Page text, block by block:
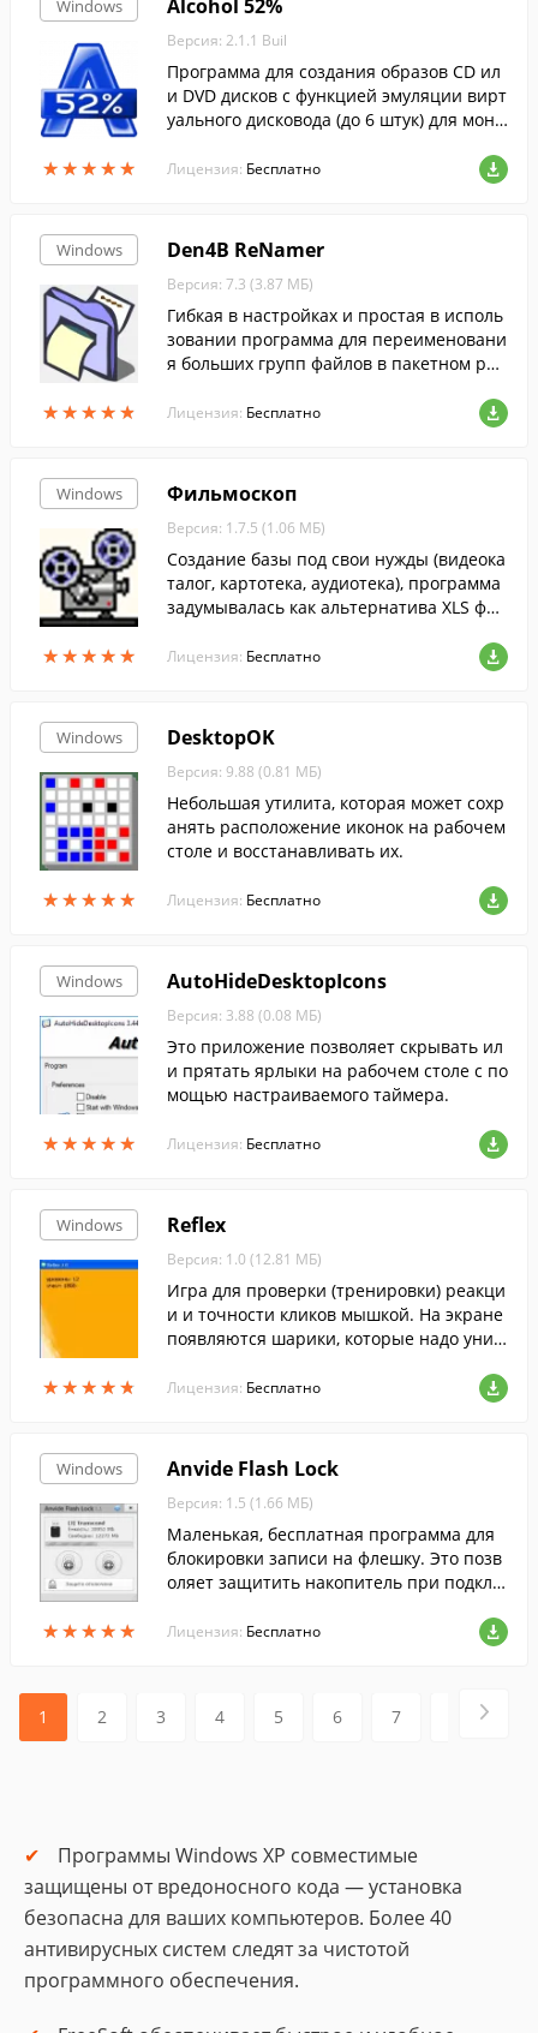
Windows
★★★★★
★★★★★
Alcohol 52%
Версия: 2.1.1 Buil
Программа для создания образов CD ил
и DVD дисков с функцией эмуляции вирт
уального дисковода (до 6 штук) для монт
Лицензия: Бесплатно
Windows
★★★★★
★★★★★
Den4B ReNamer
Версия: 7.3 (3.87 МБ)
Гибкая в настройках и простая в исполь
зовании программа для переименовани
я больших групп файлов в пакетном реж
Лицензия: Бесплатно
Windows
★★★★★
★★★★★
Фильмоскоп
Версия: 1.7.5 (1.06 МБ)
Cоздание базы под свои нужды (видеока
талог, картотека, аудиотека), программа
задумывалась как альтернатива XLS фай
рить все нужды.
Лицензия: Бесплатно
Windows
★★★★★
★★★★★
DesktopOK
Версия: 9.88 (0.81 МБ)
Небольшая утилита, которая может сохр
анять расположение иконок на рабочем
столе и восстанавливать их.
Лицензия: Бесплатно
Windows
★★★★★
★★★★★
AutoHideDesktopIcons
Версия: 3.88 (0.08 МБ)
Это приложение позволяет скрывать ил
и прятать ярлыки на рабочем столе с по
мощью настраиваемого таймера.
Лицензия: Бесплатно
Windows
★★★★★
★★★★★
Reflex
Версия: 1.0 (12.81 МБ)
Игра для проверки (тренировки) реакци
и и точности кликов мышкой. На экране
появляются шарики, которые надо унич
Лицензия: Бесплатно
Windows
★★★★★
★★★★★
Anvide Flash Lock
Версия: 1.5 (1.66 МБ)
Маленькая, бесплатная программа для
блокировки записи на флешку. Это позв
оляет защитить накопитель при подклю
еру. Программа проста и легка в исполь
Лицензия: Бесплатно
1 2 3 4 5 6 7
Программы Windows XP совместимые
защищены от вредоносного кода — установка
безопасна для ваших компьютеров. Более 40
антивирусных систем следят за чистотой
программного обеспечения.